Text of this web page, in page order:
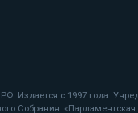
Издается с 1997 года.
Собрания.